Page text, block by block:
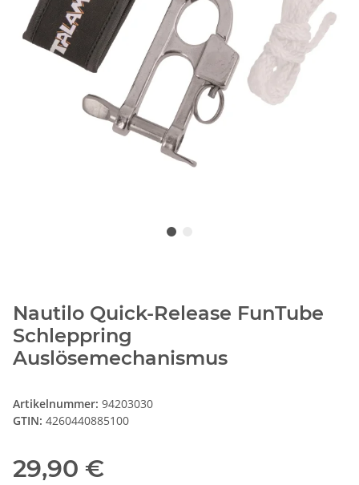
Nautilo Quick-Release FunTube
Schleppring
Auslösemechanismus
Artikelnummer: 94203030
GTIN: 4260440885100
29,90 €